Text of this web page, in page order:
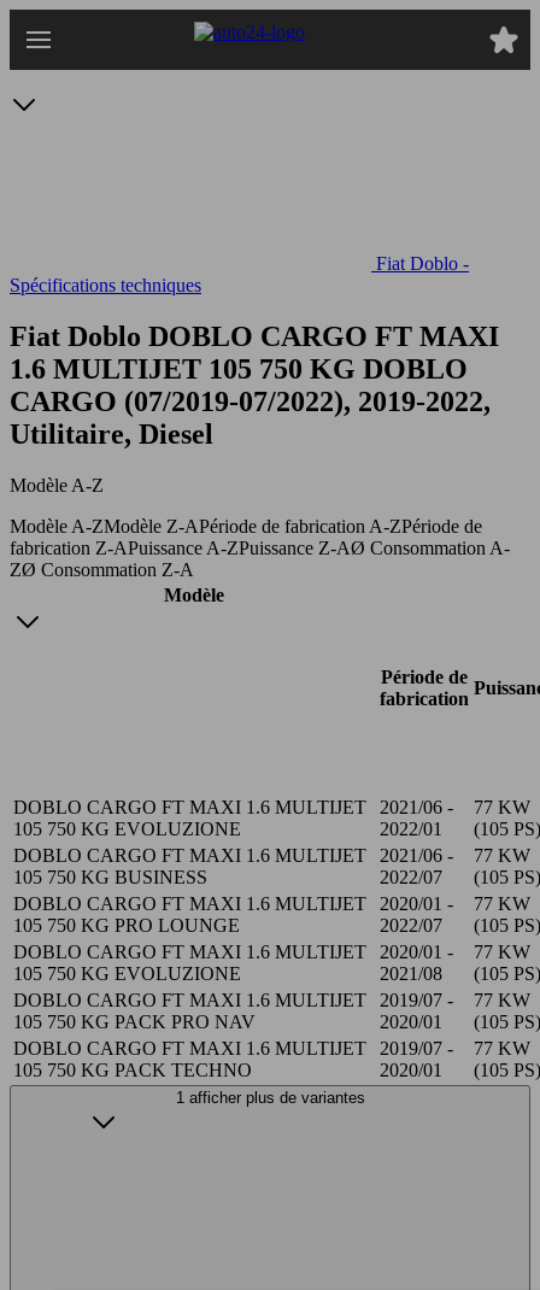
au
Fiat Doblo -
Spécifications techniques
Fiat Doblo DOBLO CARGO FT MAXI
1.6 MULTIJET 105 750 KG DOBLO
CARGO (07/2019-07/2022), 2019-2022,
Utilitaire, Diesel
Modèle A-Z
Modèle A-ZModèle Z-APériode de fabrication A-ZPériode de
fabrication Z-APuissance A-ZPuissance Z-AØ Consommation A-
ZØ Consommation Z-A
Modèle
Période de
fabrication
DOBLO CARGO FT MAXI 1.6 MULTIJET
105 750 KG EVOLUZIONE
2021/06 -
2022/01
77 KW
(105 PS)
DOBLO CARGO FT MAXI 1.6 MULTIJET
105 750 KG BUSINESS
2021/06 -
2022/07
77 KW
(105 PS)
DOBLO CARGO FT MAXI 1.6 MULTIJET
105 750 KG PRO LOUNGE
2020/01 -
2022/07
77 KW
(105 PS)
DOBLO CARGO FT MAXI 1.6 MULTIJET
105 750 KG EVOLUZIONE
2020/01 -
2021/08
77 KW
(105 PS)
DOBLO CARGO FT MAXI 1.6 MULTIJET
105 750 KG PACK PRO NAV
2019/07 -
2020/01
77 KW
(105 PS)
DOBLO CARGO FT MAXI 1.6 MULTIJET
105 750 KG PACK TECHNO
2019/07 -
2020/01
77 KW
(105 PS)
1 afficher plus de variantes